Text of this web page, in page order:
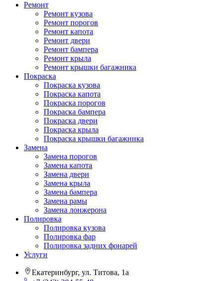
Ремонт
Ремонт кузова
Ремонт порогов
Ремонт капота
Ремонт двери
Ремонт бампера
Ремонт крыла
Ремонт крышки багажника
Покраска
Покраска кузова
Покраска капота
Покраска порогов
Покраска бампера
Покраска двери
Покраска крыла
Покраска крышки багажника
Замена
Замена порогов
Замена капота
Замена двери
Замена крыла
Замена бампера
Замена рамы
Замена лонжерона
Полировка
Полировка кузова
Полировка фар
Полировка задних фонарей
Услуги
Екатеринбург, ул. Титова, 1а